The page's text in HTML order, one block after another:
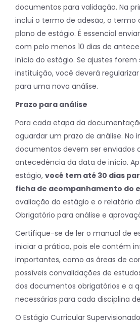
documentos para validação. Na
inclui o termo de adesão, o termo
plano de estágio. É essencial
com pelo menos 10 dias de
início do estágio. Se ajustes forem
instituição, você deverá
para uma nova análise.
Prazo para análise
Para cada etapa da
aguardar um prazo de análise. No
documentos devem ser enviados
antecedência da data de início.
estágio, você tem até 30 dias
ficha de acompanhamento do
avaliação do estágio e o relatório
Obrigatório para análise e
Certifique-se de ler o manual de
iniciar a prática, pois ele contém
importantes, como as áreas de
possíveis convalidações de
dos documentos obrigatórios e a
necessárias para cada disciplina
O Estágio Curricular